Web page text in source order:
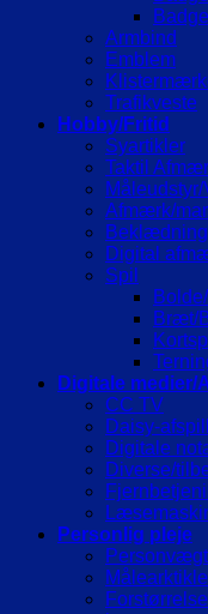
Armbind
Emblem
Trafikveste
Hobby/Fritid
Syartikler
Taktil
Afmærk/
Beklædning
Digital
Spil
Bræt/
Digitale medier/
CC TV
Daisy-
Digitale
Diverse/
Personlig pleje